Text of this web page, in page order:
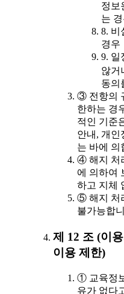
정보
는
8. 비
경우
9. 일
않거
동의
③ 전항의
한하는 경
적인 기준
안내, 개인
는 바에 의
④ 해지 처
에 의하여
하고 지체
⑤ 해지 처
불가능합
제 12 조 (이
이용 제한)
① 교육정
유가 없다